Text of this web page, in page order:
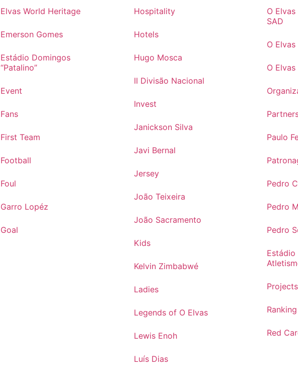
Elvas World Heritage
Emerson Gomes
Estádio Domingos
“Patalino”
Event
Fans
First Team
Football
Foul
Garro Lopéz
Goal
Hospitality
Hotels
Hugo Mosca
II Divisão Nacional
Invest
Janickson Silva
Javi Bernal
Jersey
João Teixeira
João Sacramento
Kids
Kelvin Zimbabwé
Ladies
Legends of O Elvas
Lewis Enoh
Luís Dias
O
SAD
O
O Elvas
Paulo
Pedro
Pedro
Pedro
Projects
Ranking
Red